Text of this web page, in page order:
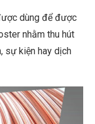
dùng để được
nhằm thu hút
sự kiện hay dịch